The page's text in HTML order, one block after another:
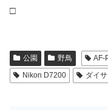
□
公園 野鳥
AF-
Nikon D7200
ダイ